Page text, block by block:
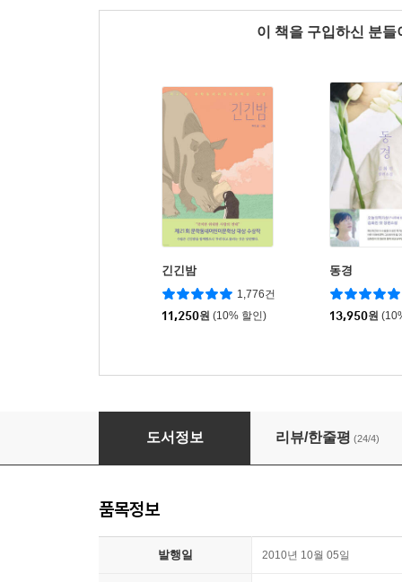
이 책을 구입하신 분
긴긴밤
1,776건
11,250원 (10% 할인)
동경
13,950원
구경꾼들
도서정보 리뷰/한줄평 (24/4)
품목정보
발행일 2010년 10월 05일